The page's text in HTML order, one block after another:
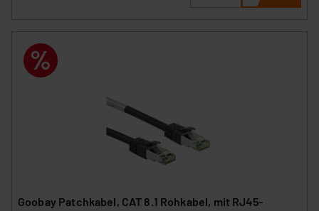
personenbezogene Daten in
Überwachungsprogrammen verarbeiten, ohne dass
Unsere Kooperation mit diesen Dienstleistern stützt
sich auf die Standarddatenschutzklauseln der
Europäischen Kommission sowie einer eigenen
Beurteilung der mit der Datenübermittlung,
Goobay Patchkabel, CAT 8.1 Rohkabel, mit RJ45-